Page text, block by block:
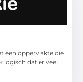
een oppervlakte die
logisch dat er veel